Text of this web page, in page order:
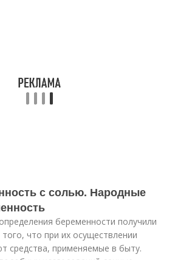
с солью. Народные
беременности получили
того, что при их осуществлении
средства, применяемые в быту.